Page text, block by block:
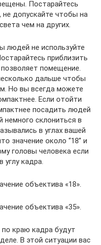
Постарайтесь
допускайте чтобы на
чем на других.
людей не используйте
приблизить
позволяет помещение.
дальше чтобы
Но вы всегда можете
Если отойти
посадить людей
немного склониться в
в углах вашей
значение около “18” и
головы человека если
углу кадра.
объектива «18».
объектива «35».
краю кадра будут
В этой ситуации вас